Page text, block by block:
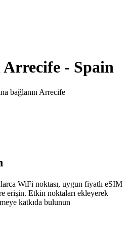
Arrecife - Spain
bağlanın Arrecife
WiFi noktası, uygun fiyatlı eSIM
erişin. Etkin noktaları ekleyerek
katkıda bulunun